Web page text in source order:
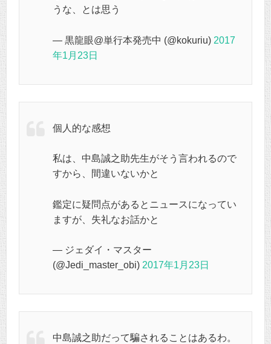
うな、とは思う
— 黒龍眼@単行本発売中 (@kokuriu) 2017
年1月23日
個人的な感想
私は、中島誠之助先生がそう言われるので
すから、間違いないかと
鑑定に疑問点があるとニュースになってい
ますが、失礼なお話かと
— ジェダイ・マスター
(@Jedi_master_obi) 2017年1月23日
中島誠之助だって騙されることはあるわ。